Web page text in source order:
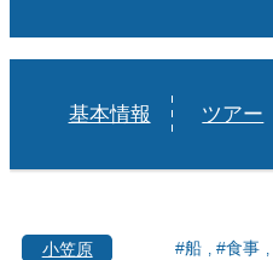
基本情報 ツアー
小笠原 #船 #食事